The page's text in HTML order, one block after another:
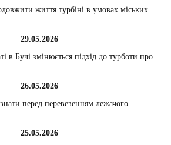
життя турбіні в умовах міських
29.05.2026
в Бучі змінюється підхід до турботи про
26.05.2026
перед перевезенням лежачого
25.05.2026